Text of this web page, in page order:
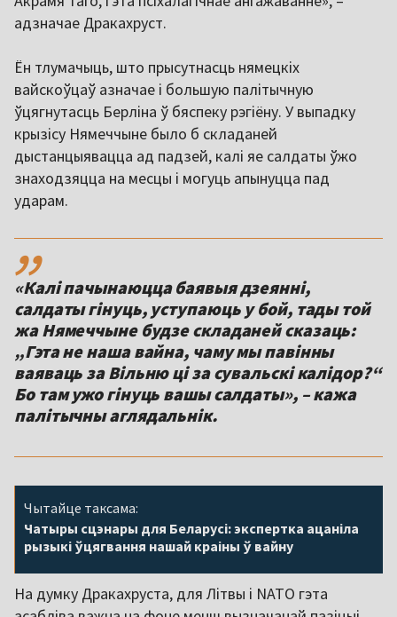
адзначае Дракахруст.
Ён тлумачыць, што прысутнасць нямецкіх
вайскоўцаў азначае і большую палітычную
ўцягнутасць Берліна ў бяспеку рэгіёну. У выпадку
крызісу Нямеччыне было б складаней
дыстанцыявацца ад падзей, калі яе салдаты ўжо
знаходзяцца на месцы і могуць апынуцца пад
ударам.
,,
«Калі пачынаюцца баявыя дзеянні,
салдаты гінуць, уступаюць у бой, тады той
жа Нямеччыне будзе складаней сказаць:
„Гэта не наша вайна, чаму мы павінны
ваяваць за Вільню ці за сувальскі калідор?“
Бо там ужо гінуць вашы салдаты», – кажа
палітычны аглядальнік.
Чытайце таксама:
Чатыры сцэнары для Беларусі: экспертка ацаніла
рызыкі ўцягвання нашай краіны ў вайну
На думку Дракахруста, для Літвы і NATO гэта